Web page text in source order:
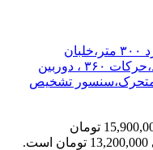
کوادکوپترS178/هلیشات s178 با برد ۳۰۰ متر،خلبان
هوشمند،تنظیم سرعت،هدلس مد،حرکات ۳۶۰ ، دوربین
متحرک،سنسور تشخیص
قیمت اصلی 15,900,000 تومان